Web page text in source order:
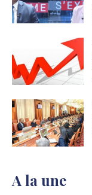
A la une